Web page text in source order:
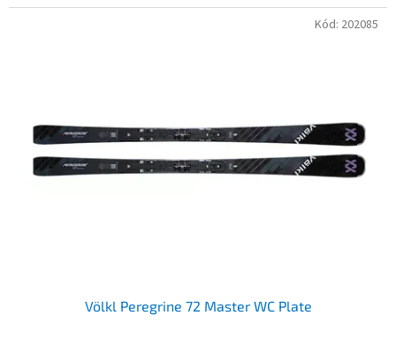
Völkl Peregrine 72 Master WC Plate
Kód: 202085